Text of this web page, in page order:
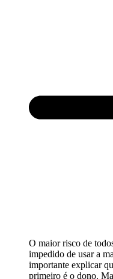
O maior risco de
impedido de usar a
importante explicar
primeiro é o dono.